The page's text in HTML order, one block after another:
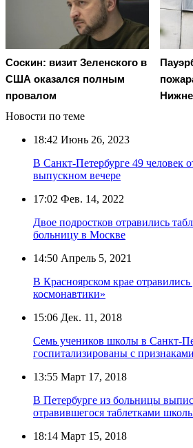
Соскин: визит Зеленского в
США оказался полным
провалом
Новости по теме
18:42 Июнь 26, 2023
В Санкт-Петербурге 49 человек
выпускном вечере
17:02 Фев. 14, 2022
Двое подростков отравились
больницу в Москве
14:50 Апрель 5, 2021
В Красноярском крае
космонавтики»
15:06 Дек. 11, 2018
Семь учеников школы в Санкт-
госпитализированы с
13:55 Март 17, 2018
В Петербурге из больницы
отравившегося таблетками
18:14 Март 15, 2018